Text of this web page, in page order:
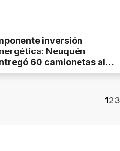
inversión
Neuquén
60 camionetas al
para reforzar el
123